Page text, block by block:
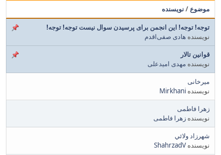
موضوع / نویسنده
توجه! توجه! این انجمن برای پرسیدن سوال نیست توجه! توجه!
نویسنده هادی صفی‌اقدم
قوانین تالار
نویسنده مهدی امیدعلی
میرخانی
نویسنده Mirkhani
زهرا فاطمی
نویسنده زهرا فاطمی
شهرزاد ولائي
نویسنده ShahrzadV